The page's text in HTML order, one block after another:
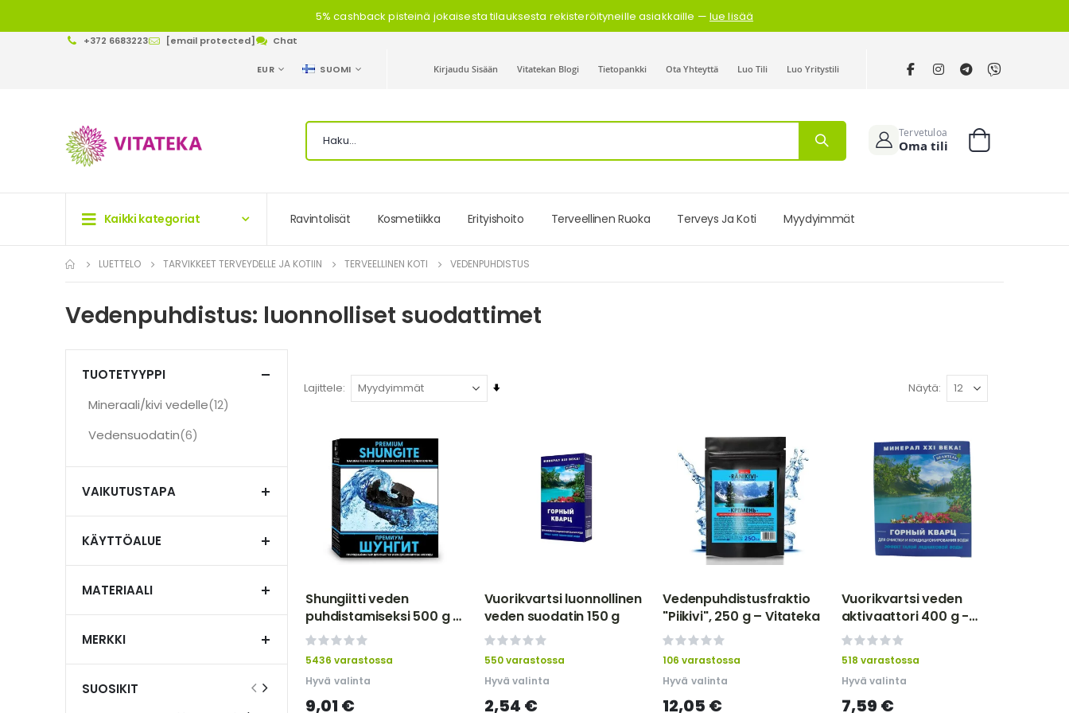
5% cashback pisteinä jokaisesta tilauksesta rekisteröityneille asiakkaille — lue lisää
+372 6683223 [email protected] Chat
VALUUTTA
EUR KIELI SUOMI Luo Yritystili
Kirjaudu Sisään Vitatekan Blogi Tietopankki Ota Yhteyttä Luo Tili
Tervetuloa
Oma tili Cart
Kaikki kategoriat Ravintolisät Kosmetiikka Erityishoito Terveellinen Ruoka Terveys Ja Koti Myydyimmät
LUETTELO TARVIKKEET TERVEYDELLE JA KOTIIN TERVEELLINEN KOTI VEDENPUHDISTUS
Vedenpuhdistus: luonnolliset suodattimet
Lajittele
Aseta
Näytä
Shungiitti veden
puhdistamiseksi 500 g -
VITATEKA
0%
5436 varastossa
Hyvä valinta
9,01 €
Vuorikvartsi luonnollinen
veden suodatin 150 g
0%
550 varastossa
Hyvä valinta
2,54 €
Vedenpuhdistusfraktio
"Piikivi", 250 g – Vitateka
0%
106 varastossa
Hyvä valinta
12,05 €
Vuorikvartsi veden
aktivaattori 400 g -
Целитель
0%
518 varastossa
Hyvä valinta
7,59 €
TUOTETYYPPI
Mineraali/kivi vedelle
Not selected: Mineraali/kivi vedelle
12tuotteet
Vedensuodatin
Not selected: Vedensuodatin
6tuotteet
VAIKUTUSTAPA
KÄYTTÖALUE
MATERIAALI
MERKKI
SUOSIKIT